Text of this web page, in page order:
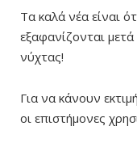
Τα καλά νέα είναι
εξαφανίζονται
νύχτας!
Για να κάνουν
οι επιστήμονες